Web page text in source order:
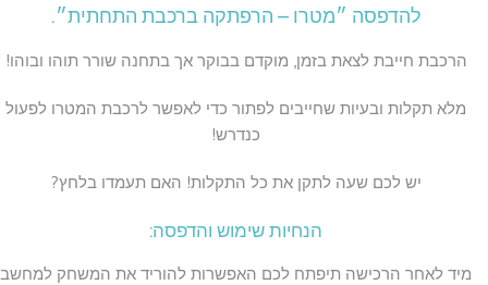
להדפסה ״מטרו – הרפתקה ברכבת התחתית״.
הרכבת חייבת לצאת בזמן, מוקדם בבוקר אך בתחנה שורר תוהו ובוהו!
מלא תקלות ובעיות שחייבים לפתור כדי לאפשר לרכבת המטרו לפעול
כנדרש!
יש לכם שעה לתקן את כל התקלות! האם תעמדו בלחץ?
הנחיות שימוש והדפסה:
מיד לאחר הרכישה תיפתח לכם האפשרות להוריד את המשחק למחשב